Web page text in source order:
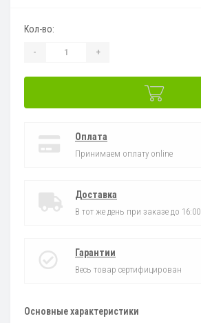
Основные характеристики
Кол-во:
- +
Оплата
Принимаем оплату online
Доставка
В тот же день при заказе до 16:00
Гарантии
Весь товар сертифицирован